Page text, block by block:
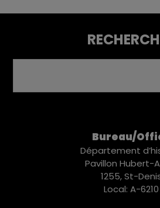
Bureau/
Département
Pavillon Hubert-
1255, St-
Local: A-6210